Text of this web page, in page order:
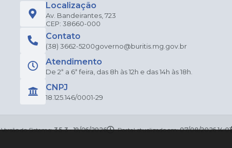
Localização
Av. Bandeirantes, 723
CEP: 38660-000
Contato
(38) 3662-5200governo@buritis.mg.gov.br
Atendimento
De 2ª a 6ª feira, das 8h às 12h e das 14h às 18h.
CNPJ
18.125.146/0001-29
Versão do Sistema:3.5.3 - 19/06/2026 Portal atualizado em:07/08/2026 14:01